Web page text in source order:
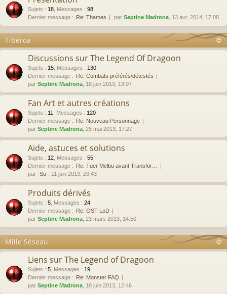
Sujets : 18 Messages : 98
Dernier message : Re: Thames par Septine Madrona , 13 avr. 2014, 17:08
Tibéroa
Discussions sur The Legend Of Dragoon
Sujets : 15 Messages : 130
Dernier message : Re: Combats préférés/détestés
par Septine Madrona , 18 juin 2013, 13:07
Fan Art et autres créations
Sujets : 11 Messages : 120
Dernier message : Re: Nouveau Personnage
par Septine Madrona , 25 mai 2013, 17:27
Aide, astuces et solutions
Sujets : 12 Messages : 55
Dernier message : Re: Tuer Melbu avant Transfor…
par -Su- , 11 juin 2013, 23:43
Produits dérivés
Sujets : 5 Messages : 24
Dernier message : Re: OST LoD
par Septine Madrona , 23 mars 2013, 14:50
Mille Séseau
Liens sur The Legend of Dragoon
Sujets : 5 Messages : 19
Dernier message : Re: Monster FAQ
par Septine Madrona , 18 juin 2013, 12:46